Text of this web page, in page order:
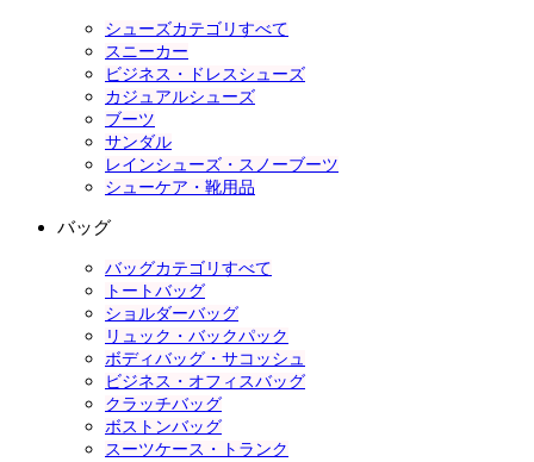
シューズカテゴリすべて
スニーカー
ビジネス・ドレスシューズ
カジュアルシューズ
ブーツ
サンダル
レインシューズ・スノーブーツ
シューケア・靴用品
バッグ
バッグカテゴリすべて
トートバッグ
ショルダーバッグ
リュック・バックパック
ボディバッグ・サコッシュ
ビジネス・オフィスバッグ
クラッチバッグ
ボストンバッグ
スーツケース・トランク